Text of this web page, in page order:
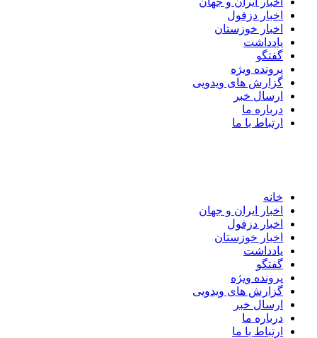
اخبار دزفول
اخبار خوزستان
یادداشت
گفتگو
پرونده ویژه
گزارش های ویدویی
ارسال خبر
درباره ما
ارتباط با ما
خانه
اخبار ایران و جهان
اخبار دزفول
اخبار خوزستان
یادداشت
گفتگو
پرونده ویژه
گزارش های ویدویی
ارسال خبر
درباره ما
ارتباط با ما